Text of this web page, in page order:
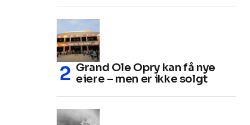
Grand Ole Opry kan få nye
eiere – men er ikke solgt